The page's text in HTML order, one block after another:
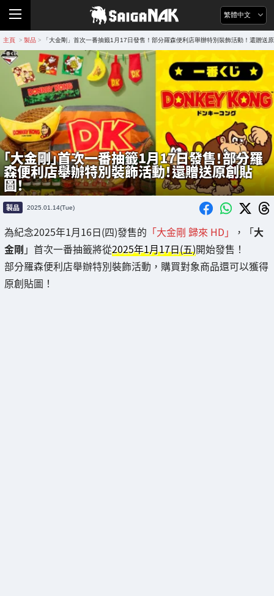
繁體中文
主頁 > 製品 > 「大金剛」首次一番抽籤1月17日發售！部分羅森便利店舉辦特別裝飾活動！還贈送
「大金剛」首次一番抽籤1月17日發售！部分羅
森便利店舉辦特別裝飾活動！還贈送原創貼
圖！
製品 2025.01.14(Tue)
為紀念2025年1月16日(四)發售的 「大金剛 歸來 HD」 ，「大
金剛 」首次一番抽籤將從2025年1月17日(五)開始發售！
部分羅森便利店舉辦特別裝飾活動，購買對象商品還可以獲得
原創貼圖！